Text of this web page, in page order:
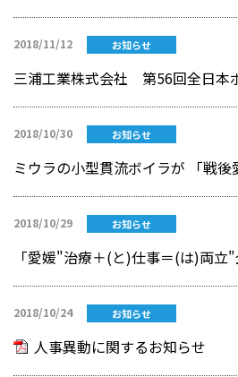
2018/11/12 お知らせ
2018/10/30 お知らせ
2018/10/29 お知らせ
2018/10/24 お知らせ
人事異動に関するお知らせ